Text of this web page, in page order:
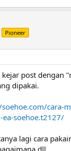
Pioneer
post dengan
dipakai.
cara-
soehoe.t2127/
lagi cara